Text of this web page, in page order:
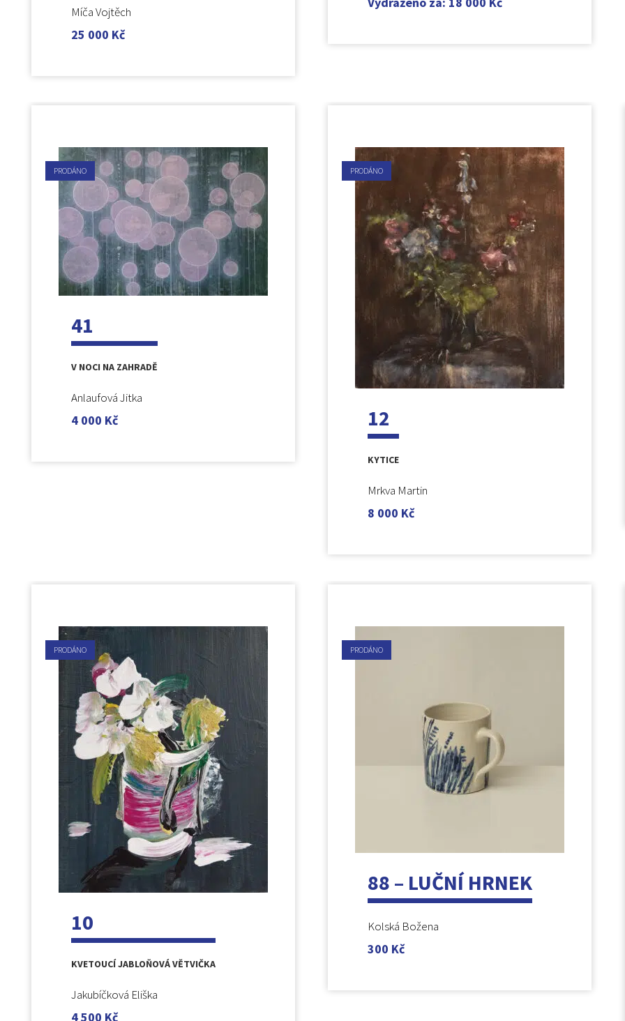
Míča Vojtěch
25 000 Kč
PRODÁNO
41
V NOCI NA ZAHRADĚ
Anlaufová Jitka
4 000 Kč
PRODÁNO
12
KYTICE
Mrkva Martin
8 000 Kč
PRODÁNO
10
KVETOUCÍ JABLOŇOVÁ VĚTVIČKA
Jakubíčková Eliška
4 500 Kč
PRODÁNO
88 – LUČNÍ HRNEK
Kolská Božena
300 Kč